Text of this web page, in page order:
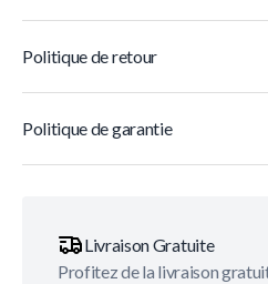
Politique de retour
Politique de garantie
Livraison Gratuite
Profitez de la livraison